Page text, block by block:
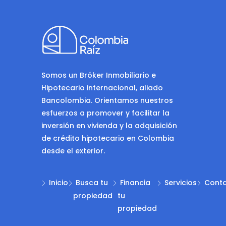
Somos un Bróker Inmobiliario e
Hipotecario internacional, aliado
Bancolombia. Orientamos nuestros
esfuerzos a promover y facilitar la
inversión en vivienda y la adquisición
de crédito hipotecario en Colombia
desde el exterior.
Inicio
Busca tu
propiedad
Financia
tu
propiedad
Servicios